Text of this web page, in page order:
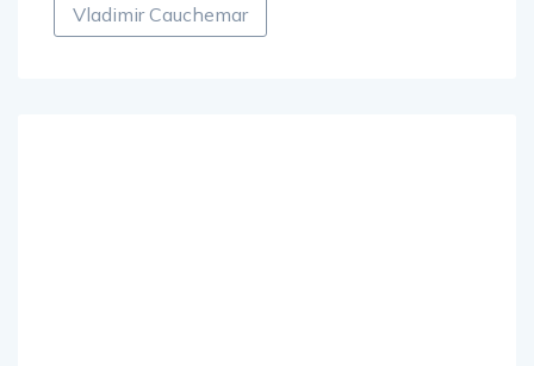
Vladimir Cauchemar